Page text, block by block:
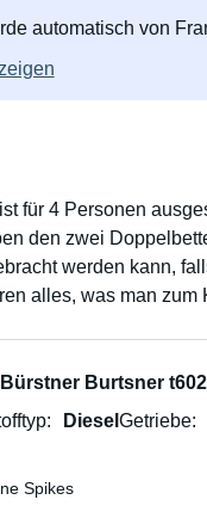
automatisch von
für 4 Personen
den zwei
werden kann,
alles, was man
Bürstner Burtsner t602
Diesel Getriebe
Spikes